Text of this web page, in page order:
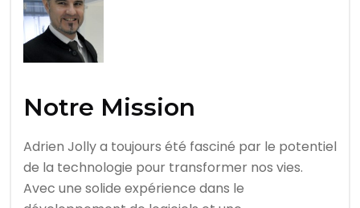
Notre Mission
Adrien Jolly a toujours été fasciné par le potentiel
de la technologie pour transformer nos vies.
Avec une solide expérience dans le